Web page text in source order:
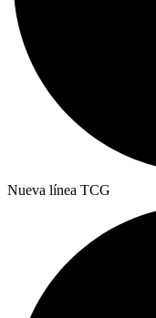
Nueva línea TCG